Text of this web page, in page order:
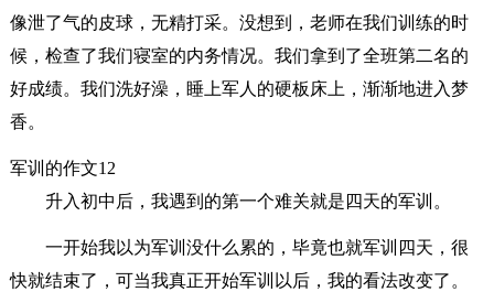
像泄了气的皮球，无精打采。没想到，老师在我们训练的时
候，检查了我们寝室的内务情况。我们拿到了全班第二名的
好成绩。我们洗好澡，睡上军人的硬板床上，渐渐地进入梦
香。
军训的作文12
升入初中后，我遇到的第一个难关就是四天的军训。
一开始我以为军训没什么累的，毕竟也就军训四天，很
快就结束了，可当我真正开始军训以后，我的看法改变了。